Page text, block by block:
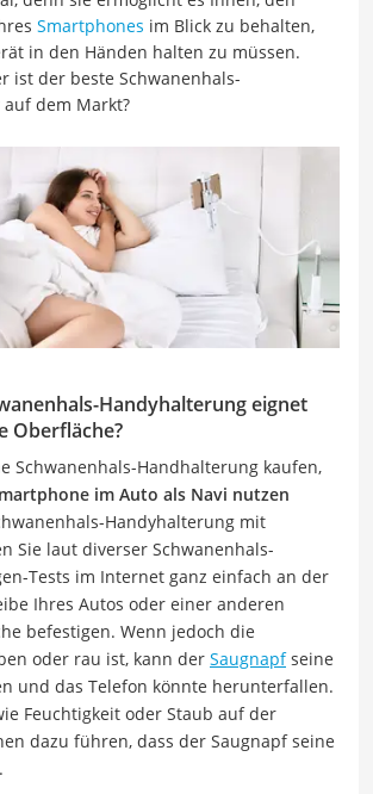
Smartphones im Blick zu behalten,
in den Händen halten zu müssen.
ist der beste Schwanenhals-
dem Markt?
Handyhalterung eignet
Oberfläche?
Schwanenhals-Handhalterung kaufen,
im Auto als Navi nutzen
Handyhalterung mit
Sie laut diverser Schwanenhals-
Tests im Internet ganz einfach an der
Ihres Autos oder einer anderen
befestigen. Wenn jedoch die
oder rau ist, kann der Saugnapfseine
und das Telefon könnte herunterfallen.
Feuchtigkeit oder Staub auf der
dazu führen, dass der Saugnapf seine